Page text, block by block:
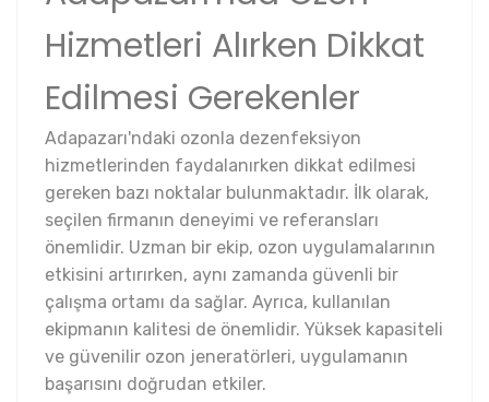
Hizmetleri Alırken Dikkat
Edilmesi Gerekenler
Adapazarı'ndaki ozonla dezenfeksiyon
hizmetlerinden faydalanırken dikkat edilmesi
gereken bazı noktalar bulunmaktadır. İlk olarak,
seçilen firmanın deneyimi ve referansları
önemlidir. Uzman bir ekip, ozon uygulamalarının
etkisini artırırken, aynı zamanda güvenli bir
çalışma ortamı da sağlar. Ayrıca, kullanılan
ekipmanın kalitesi de önemlidir. Yüksek kapasiteli
ve güvenilir ozon jeneratörleri, uygulamanın
başarısını doğrudan etkiler.